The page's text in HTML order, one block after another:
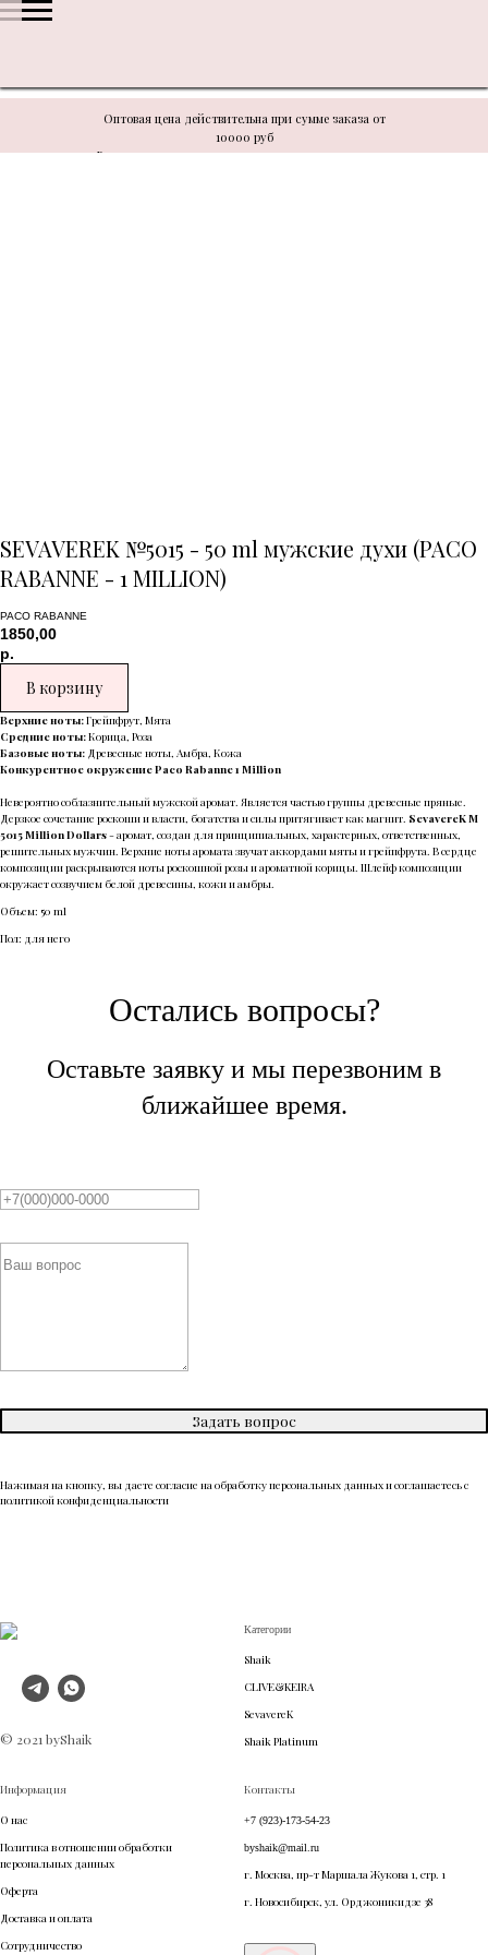
Оптовая цена действительна при сумме заказа от
10000 руб
В связи с техническими моментами цену уточнять у
SEVAVEREK №5015 - 50 ml мужские духи (PACO
RABANNE - 1 MILLION)
PACO RABANNE
1850,00
р.
В корзину
Верхние ноты:Грейпфрут, Мята
Средние ноты:Корица, Роза
Базовые ноты: Древесные ноты, Амбра, Кожа
Конкурентное окружение Paco Rabanne 1 Million
Невероятно соблазнительный мужской аромат. Является частью группы древесные пряные.
Дерзкое сочетание роскоши и власти, богатства и силы притягивает как магнит. SevavereK M
5015 Million Dollars- аромат, создан для принципиальных, характерных, ответственных,
решительных мужчин. Верхние ноты аромата звучат аккордами мяты и грейпфрута. В сердце
композиции раскрываются ноты роскошной розы и ароматной корицы. Шлейф композиции
окружает созвучием белой древесины, кожи и амбры.
Объем: 50 ml
Пол: для него
Остались вопросы?
Оставьте заявку и мы перезвоним в
ближайшее время.
Задать вопрос
Нажимая на кнопку, вы даете согласие на обработку персональных данных и соглашаетесь c
политикой конфиденциальности
© 2021 byShaik
Категории
Shaik
CLIVE&KEIRA
SevavereK
Shaik Platinum
Информация
О нас
Политика в отношении обработки
персональных данных
Оферта
Доставка и оплата
Сотрудничество
Контакты
+7 (923)-173-54-23
byshaik@mail.ru
г. Москва, пр-т Маршала Жукова 1, стр. 1
г. Новосибирск, ул. Орджоникидзе 38